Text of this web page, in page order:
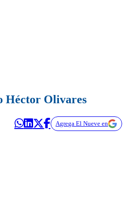
Héctor Olivares
Agrega El Nueve en